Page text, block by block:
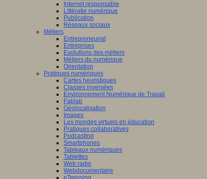
Internet responsable
Littératie numérique
Publication
Réseaux sociaux
Métiers
Entrepreneuriat
Entreprises
Evolutions des métiers
Métiers du numérique
Orientation
Pratiques numériques
Cartes heuristiques
Classes inversées
Environnement Numérique de Travail
Fablab
Géolocalisation
Images
Les mondes virtuels en éducation
Pratiques collaboratives
Podcasting
Smartphones
Tableaux numériques
Tablettes
Web radio
Webdocumentaire
eTwinning